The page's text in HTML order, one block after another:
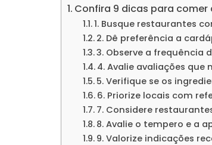
Confira 9 dicas para comer
1. Busque restaurantes
2. Dê preferência a
3. Observe a frequência
4. Avalie avaliações
5. Verifique se os
6. Priorize locais com
7. Considere
8. Avalie o tempero e a
9. Valorize indicações